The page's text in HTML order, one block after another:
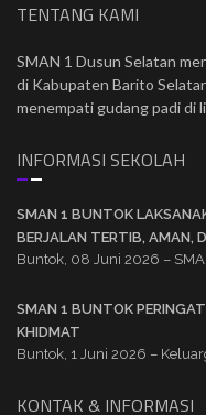
TENTANG KAMI
SMAN 1 Dusun Selatan
di Kabupaten Barito
menempati gudang padi di
INFORMASI SEKOLAH
SMAN 1 BUNTOK
BERJALAN TERTIB, AMAN,
Buntok, 08 Juni 2026 –
SMAN 1 BUNTOK
KHIDMAT
Buntok, 1 Juni 2026 –
KONTAK & INFORMASI